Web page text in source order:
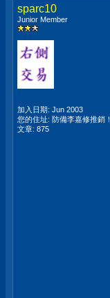
sparc10
Junior Member
加入日期: Jun 2003
您的住址: 防備李嘉修推銷！
文章: 875